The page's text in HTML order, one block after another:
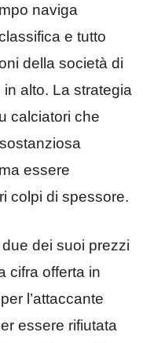
naviga
e tutto
della società di
alto. La strategia
calciatori che
essere
colpi di spessore.
dei suoi prezzi
cifra offerta in
l’attaccante
essere rifiutata